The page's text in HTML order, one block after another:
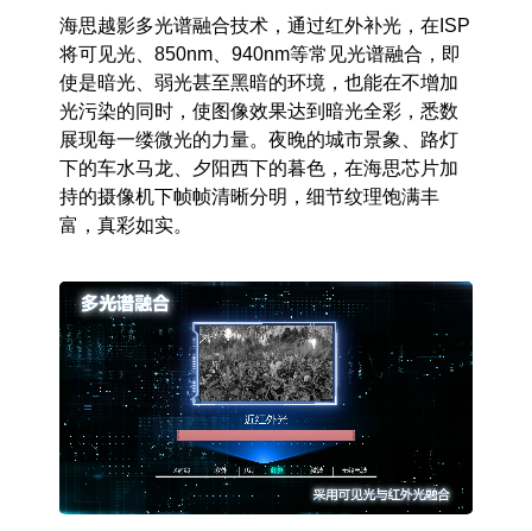
海思越影多光谱融合技术，通过红外补光，在ISP
将可见光、850nm、940nm等常见光谱融合，即
使是暗光、弱光甚至黑暗的环境，也能在不增加
光污染的同时，使图像效果达到暗光全彩，悉数
展现每一缕微光的力量。夜晚的城市景象、路灯
下的车水马龙、夕阳西下的暮色，在海思芯片加
持的摄像机下帧帧清晰分明，细节纹理饱满丰
富，真彩如实。